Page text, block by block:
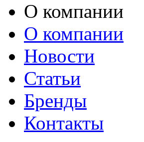
О компании
О компании
Новости
Статьи
Бренды
Контакты